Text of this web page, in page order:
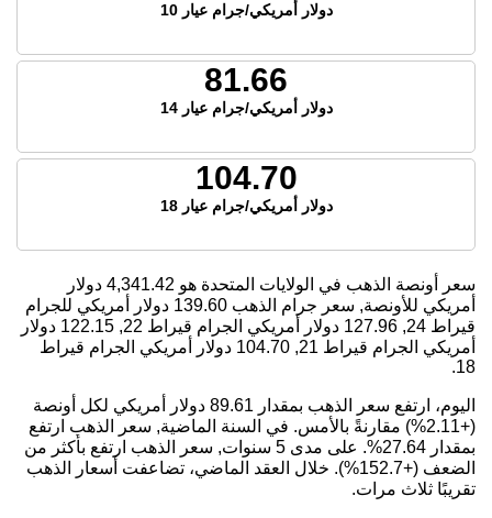
دولار أمريكي/جرام عيار 10
81.66
دولار أمريكي/جرام عيار 14
104.70
دولار أمريكي/جرام عيار 18
سعر أونصة الذهب في الولايات المتحدة هو 4,341.42 دولار
أمريكي للأونصة, سعر جرام الذهب 139.60 دولار أمريكي للجرام
قيراط 24,
127.96 دولار أمريكي الجرام قيراط 22, 122.15 دولار
أمريكي الجرام قيراط 21,
104.70 دولار أمريكي الجرام قيراط
18.
اليوم، ارتفع سعر الذهب بمقدار 89.61 دولار أمريكي لكل أونصة
(+2.11%) مقارنةً بالأمس. في السنة الماضية, سعر الذهب ارتفع
بمقدار 27.64%. على مدى 5 سنوات, سعر الذهب ارتفع بأكثر من
الضعف (+152.7%). خلال العقد الماضي، تضاعفت أسعار الذهب
تقريبًا ثلاث مرات.